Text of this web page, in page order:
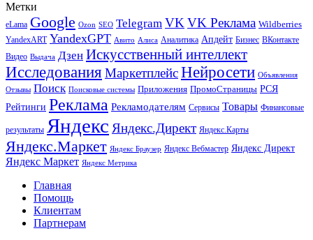
Метки
eLama Google Ozon SEO Telegram VK VK Реклама Wildberries
YandexART YandexGPT Авито Алиса Аналитика Апдейт Бизнес ВКонтакте
Видео Выдача Дзен Искусственный интеллект
Исследования МаркетплейсНейросети Объявления
Отзывы Поиск Поисковые системы Приложения ПромоСтраницы РСЯ
Рейтинги Реклама Рекламодателям Сервисы Товары Финансовые
результаты Яндекс Яндекс.Директ Яндекс.Карты
Яндекс.Маркет Яндекс Браузер Яндекс Вебмастер Яндекс Директ
Яндекс Маркет Яндекс Метрика
Главная
Помощь
Клиентам
Партнерам